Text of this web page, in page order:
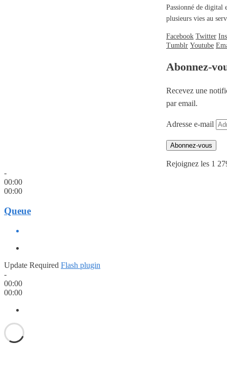
Passionné de digital
plusieurs vies au
Facebook Twitter
Tumblr Youtube
Abonnez-
Recevez une
par email.
Adresse e-mail
Abonnez-vous
Rejoignez les 1
-
00:00
00:00
Queue
Update Required Flash plugin
-
00:00
00:00